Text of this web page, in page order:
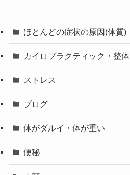
ほとんどの症状の原因(体質)
カイロプラクティック・整体
ストレス
ブログ
体がダルイ・体が重い
便秘